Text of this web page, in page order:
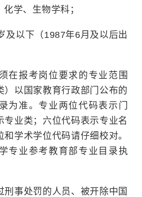
学、生物学科；
及以下（1987年6月及以后出
在报考岗位要求的专业范围
）以国家教育行政部门公布的
为准。专业两位代码表示门
专业类；六位代码表示专业名
学术学位代码请仔细校对。
专业参考教育部专业目录执
刑事处罚的人员、被开除中国